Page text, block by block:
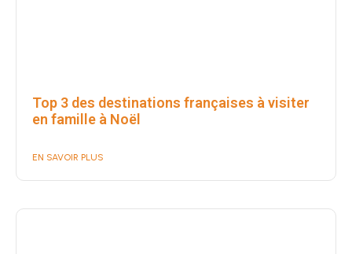
Top 3 des destinations françaises à visiter
en famille à Noël
EN SAVOIR PLUS